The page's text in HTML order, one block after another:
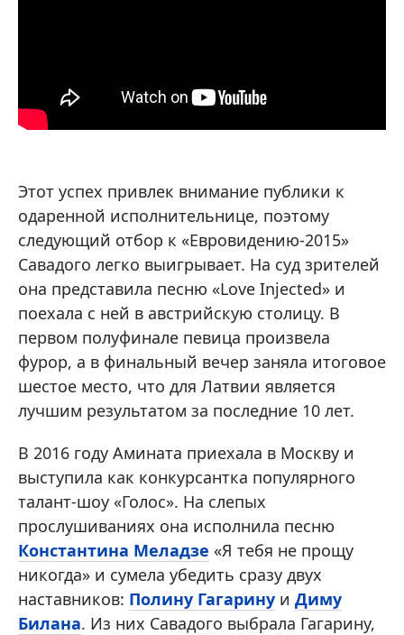
Этот успех привлек внимание публики к
одаренной исполнительнице, поэтому
следующий отбор к «Евровидению-2015»
Савадого легко выигрывает. На суд зрителей
она представила песню «Love Injected» и
поехала с ней в австрийскую столицу. В
первом полуфинале певица произвела
фурор, а в финальный вечер заняла итоговое
шестое место, что для Латвии является
лучшим результатом за последние 10 лет.
В 2016 году Амината приехала в Москву и
выступила как конкурсантка популярного
талант-шоу «Голос». На слепых
прослушиваниях она исполнила песню
Константина Меладзе «Я тебя не прощу
никогда» и сумела убедить сразу двух
наставников: Полину Гагарину и Диму
Билана. Из них Савадого выбрала Гагарину,